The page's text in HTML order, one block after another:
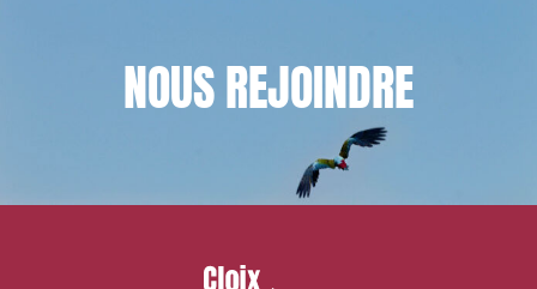
NOUSREJOINDRE